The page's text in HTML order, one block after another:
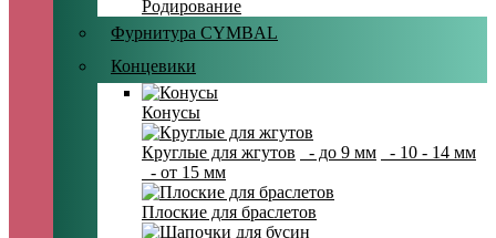
Родирование
Фурнитура CYMBAL
Концевики
Конусы
Круглые для жгутов - до 9 мм
- 10 - 14 мм
- от 15 мм
Плоские для браслетов